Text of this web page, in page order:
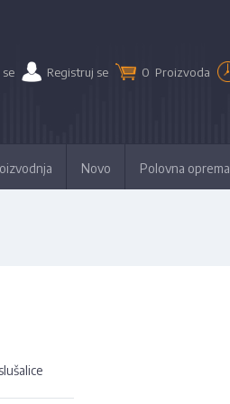
se Registruj se 0 Proizvoda
Novo Polovna oprema